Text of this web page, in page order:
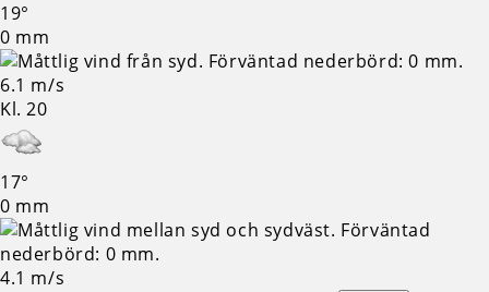
19°
0 mm
6.1 m/s
Kl. 20
17°
0 mm
4.1 m/s